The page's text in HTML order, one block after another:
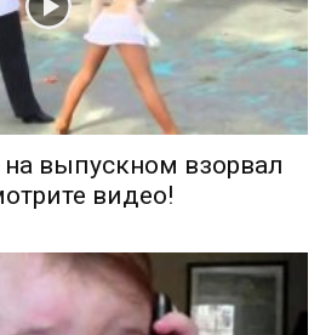
выпускном взорвал
видео!